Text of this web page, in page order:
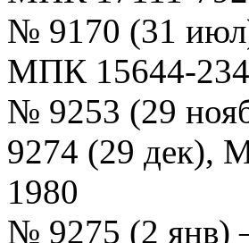
№ 9170 (31
МПК 15644-
№ 9253 (29
9274 (29 дек),
1980
№ 9275 (2 янв)